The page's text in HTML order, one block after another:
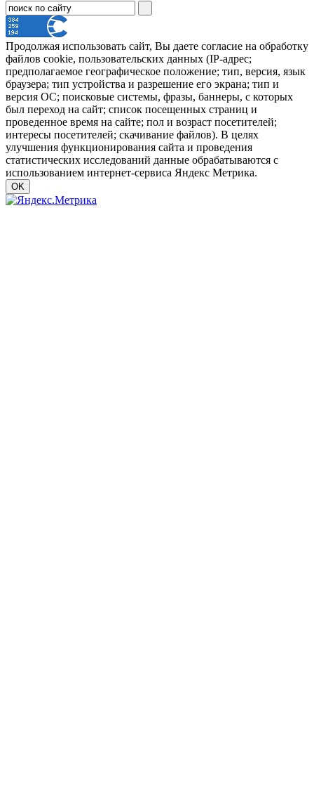
Продолжая использовать сайт, Вы даете согласие на обработку
файлов cookie, пользовательских данных (IP-адрес;
предполагаемое географическое положение; тип, версия, язык
браузера; тип устройства и разрешение его экрана; тип и
версия ОС; поисковые системы, фразы, баннеры, с которых
был переход на сайт; список посещенных страниц и
проведенное время на сайте; пол и возраст посетителей;
интересы посетителей; скачивание файлов). В целях
улучшения функционирования сайта и проведения
статистических исследований данные обрабатываются с
использованием интернет-сервиса Яндекс Метрика.
OK